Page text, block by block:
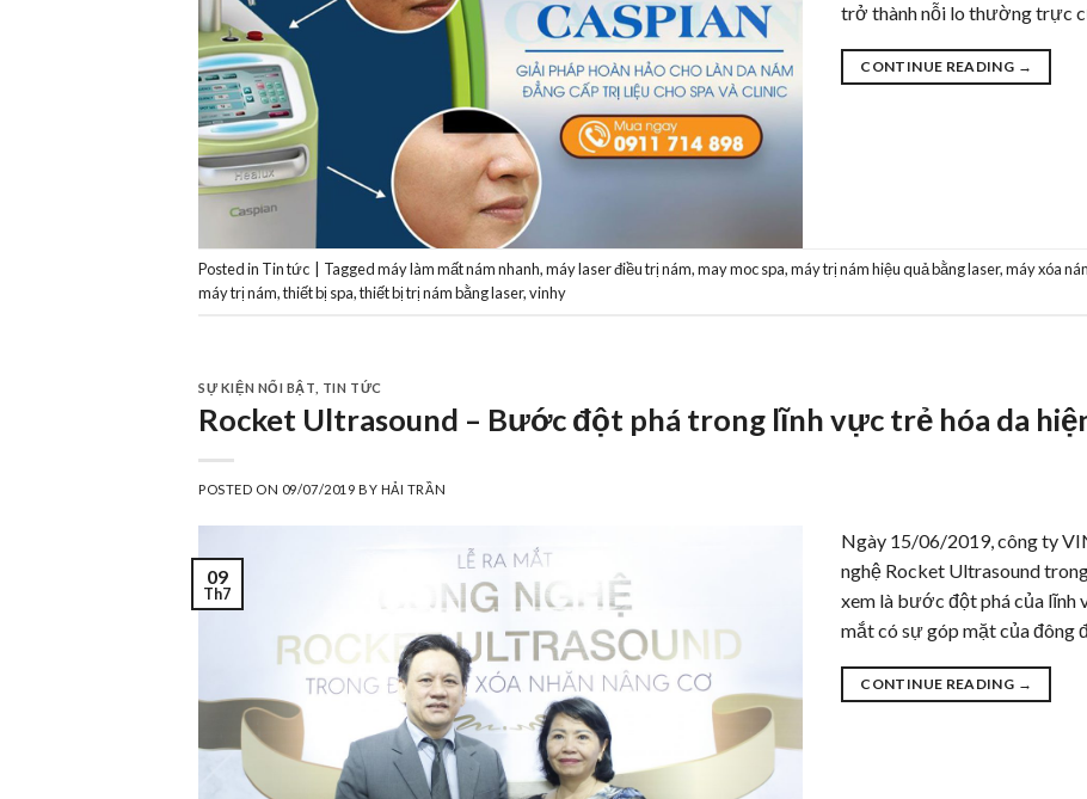
trở thành nỗi lo thường trực
CONTINUE READING →
Posted in Tin tức Taggedmáy làm mất nám nhanh,máy laser điều trị nám,may moc spa,máy trị nám hiệu quả bằng laser,máy xóa
máy trị nám,thiết bị spa,thiết bị trị nám bằng laser,vinhy
SỰ KIỆN NỔI BẬT TIN TỨC
Rocket Ultrasound – Bước đột phá trong lĩnh vực trẻ hóa da
POSTED ON 09/07/2019 BY HẢI TRẦN
09
Th7
Ngày 15/06/2019, công ty
nghệ Rocket Ultrasound
xem là bước đột phá của lĩnh
mắt có sự góp mặt của đông
CONTINUE READING →